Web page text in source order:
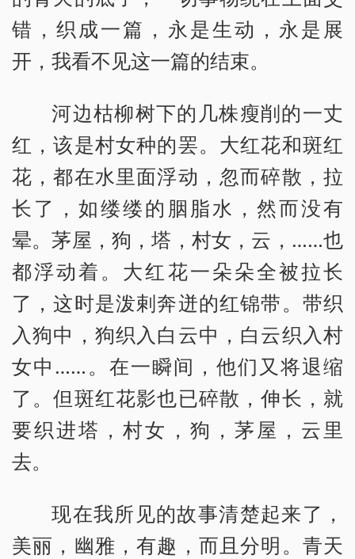
错，织成一篇，永是生动，永是展
开，我看不见这一篇的结束。
河边枯柳树下的几株瘦削的一丈
红，该是村女种的罢。大红花和斑红
花，都在水里面浮动，忽而碎散，拉
长了，如缕缕的胭脂水，然而没有
晕。茅屋，狗，塔，村女，云，……也
都浮动着。大红花一朵朵全被拉长
了，这时是泼剌奔迸的红锦带。带织
入狗中，狗织入白云中，白云织入村
女中……。在一瞬间，他们又将退缩
了。但斑红花影也已碎散，伸长，就
要织进塔，村女，狗，茅屋，云里
去。
现在我所见的故事清楚起来了，
美丽，幽雅，有趣，而且分明。青天